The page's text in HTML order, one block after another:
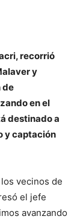
recorrió
y
de
en el
destinado a
y captación
vecinos de
el jefe
avanzando